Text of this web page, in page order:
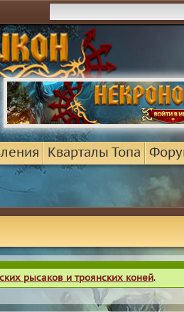
Кварталы Топа
рысаков и троянских коней.